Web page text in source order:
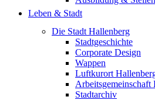
Leben & Stadt
Die Stadt Hallenberg
Stadtgeschichte
Corporate Design
Wappen
Luftkurort
Arbeitsgemeinschaft
Stadtarchiv